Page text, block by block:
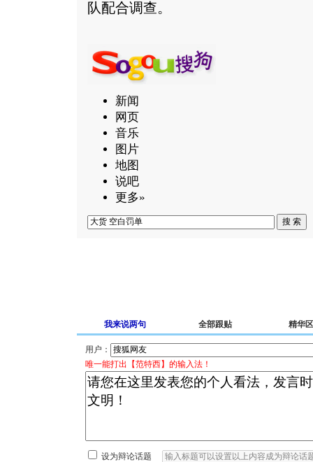
队配合调查。
新闻
网页
音乐
图片
地图
说吧
更多»
我来说两句 全部跟贴 精华区
用户：
唯一能打出【范特西】的输入法！
设为辩论话题